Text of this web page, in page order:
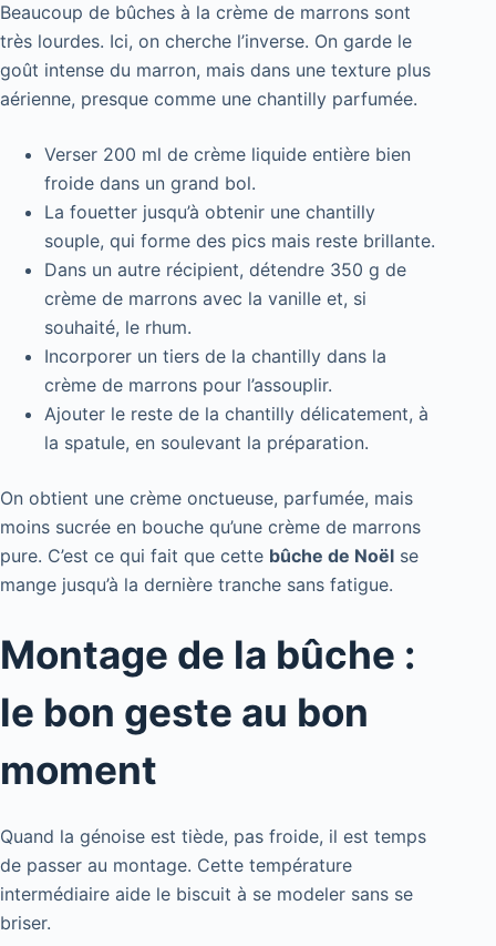
Beaucoup de bûches à la crème de marrons sont
très lourdes. Ici, on cherche l’inverse. On garde le
goût intense du marron, mais dans une texture plus
aérienne, presque comme une chantilly parfumée.
Verser 200 ml de crème liquide entière bien
froide dans un grand bol.
La fouetter jusqu’à obtenir une chantilly
souple, qui forme des pics mais reste brillante.
Dans un autre récipient, détendre 350 g de
crème de marrons avec la vanille et, si
souhaité, le rhum.
Incorporer un tiers de la chantilly dans la
crème de marrons pour l’assouplir.
Ajouter le reste de la chantilly délicatement, à
la spatule, en soulevant la préparation.
On obtient une crème onctueuse, parfumée, mais
moins sucrée en bouche qu’une crème de marrons
pure. C’est ce qui fait que cette bûche de Noël se
mange jusqu’à la dernière tranche sans fatigue.
Montage de la bûche :
le bon geste au bon
moment
Quand la génoise est tiède, pas froide, il est temps
de passer au montage. Cette température
intermédiaire aide le biscuit à se modeler sans se
briser.